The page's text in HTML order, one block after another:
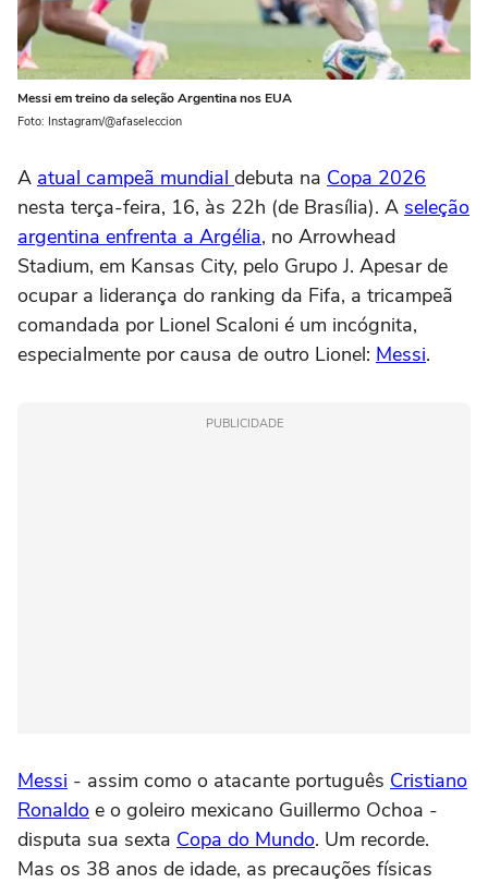
Messi em treino da seleção Argentina nos EUA
Foto: Instagram/@afaseleccion
A atual campeã mundial debuta na Copa 2026
nesta terça-feira, 16, às 22h (de Brasília). A seleção
argentina enfrenta a Argélia, no Arrowhead
Stadium, em Kansas City, pelo Grupo J. Apesar de
ocupar a liderança do ranking da Fifa, a tricampeã
comandada por Lionel Scaloni é um incógnita,
especialmente por causa de outro Lionel: Messi.
PUBLICIDADE
Messi - assim como o atacante português Cristiano
Ronaldo e o goleiro mexicano Guillermo Ochoa -
disputa sua sexta Copa do Mundo. Um recorde.
Mas os 38 anos de idade, as precauções físicas